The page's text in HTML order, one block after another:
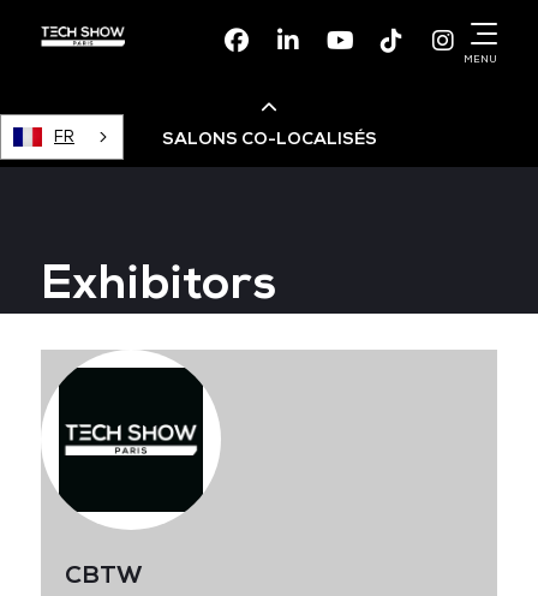
FacebookLinkedinYoutubeTikTok
MENU
FR SALONS CO-LOCALISÉS
Devops Live
Cloud & Cyber Security
Data & AI Leaders Summit
Data Centre World
Exhibitors
CBTW